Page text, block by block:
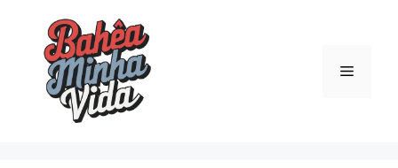
conteúdo
Menu